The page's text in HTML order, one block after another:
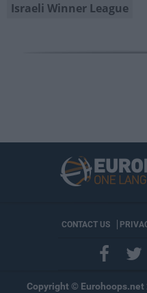
Israeli Winner League
CONTACT US
Copyright ©